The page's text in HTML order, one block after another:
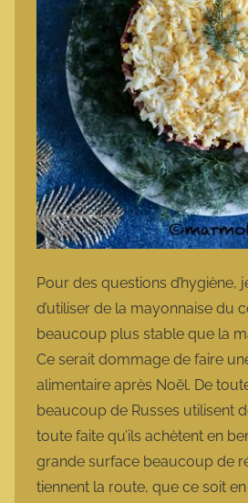
Pour des questions d’hygiène,
d’utiliser de la mayonnaise du
beaucoup plus stable que la
Ce serait dommage de faire
alimentaire après Noël. De
beaucoup de Russes utilisent
toute faite qu’ils achètent en
grande surface beaucoup de
tiennent la route, que ce soit